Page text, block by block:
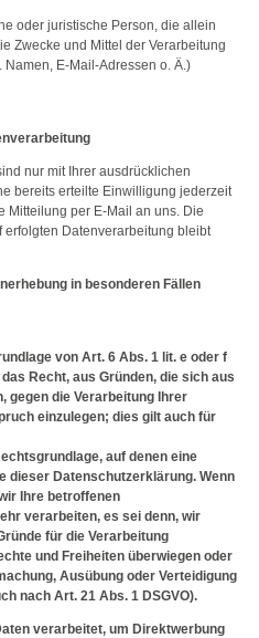
oder juristische Person, die allein
Zwecke und Mittel der Verarbeitung
E-Mail-Adressen o. Ä.)
nur mit Ihrer ausdrücklichen
bereits erteilte Einwilligung jederzeit
Mitteilung per E-Mail an uns. Die
erfolgten Datenverarbeitung bleibt
in besonderen Fällen
von Art. 6 Abs. 1 lit. e oder f
Recht, aus Gründen, die sich aus
gegen die Verarbeitung Ihrer
einzulegen; dies gilt auch für
auf denen eine
dieser Datenschutzerklärung. Wenn
Ihre betroffenen
verarbeiten, es sei denn, wir
für die Verarbeitung
und Freiheiten überwiegen oder
Ausübung oder Verteidigung
nach Art. 21 Abs. 1 DSGVO).
verarbeitet, um Direktwerbung